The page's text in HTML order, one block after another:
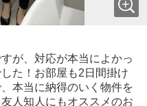
が、対応が本当によかっ
た！お部屋も2日間掛け
本当に納得のいく物件を
人知人にもオススメのお